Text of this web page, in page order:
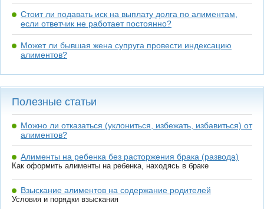
Стоит ли подавать иск на выплату долга по алиментам,
если ответчик не работает постоянно?
Может ли бывшая жена супруга провести индексацию
алиментов?
Полезные статьи
Можно ли отказаться (уклониться, избежать, избавиться) от
алиментов?
Алименты на ребенка без расторжения брака (развода)
Как оформить алименты на ребенка, находясь в браке
Взыскание алиментов на содержание родителей
Условия и порядки взыскания